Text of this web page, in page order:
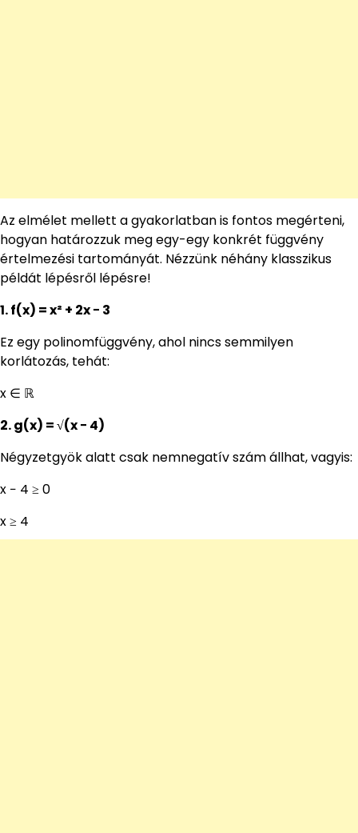
Az elmélet mellett a gyakorlatban is fontos megérteni,
hogyan határozzuk meg egy-egy konkrét függvény
értelmezési tartományát. Nézzünk néhány klasszikus
példát lépésről lépésre!
1. f(x) = x² + 2x − 3
Ez egy polinomfüggvény, ahol nincs semmilyen
korlátozás, tehát:
x ∈ ℝ
2. g(x) = √(x − 4)
Négyzetgyök alatt csak nemnegatív szám állhat, vagyis:
x − 4 ≥ 0
x ≥ 4